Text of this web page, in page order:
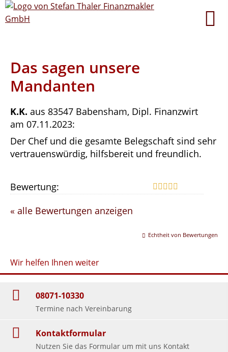
Das sagen unsere
Mandanten
K.K. aus 83547 Babensham, Dipl. Finanzwirt
am 07.11.2023:
Der Chef und die gesamte Belegschaft sind sehr
vertrauenswürdig, hilfsbereit und freundlich.
Bewertung:
« alle Bewertungen anzeigen
Echtheit von Bewertungen
Wir helfen Ihnen weiter
08071-10330
Termine nach Vereinbarung
Kontaktformular
Nutzen Sie das Formular um mit uns Kontakt